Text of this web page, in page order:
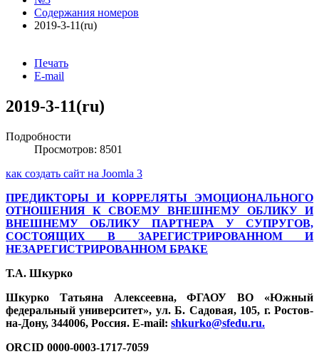
Содержания номеров
2019-3-11(ru)
Печать
E-mail
2019-3-11(ru)
Подробности
Просмотров: 8501
как создать сайт на Joomla 3
ПРЕДИКТОРЫ И КОРРЕЛЯТЫ ЭМОЦИОНАЛЬНОГО
ОТНОШЕНИЯ К СВОЕМУ ВНЕШНЕМУ ОБЛИКУ И
ВНЕШНЕМУ ОБЛИКУ ПАРТНЕРА У СУПРУГОВ,
СОСТОЯЩИХ В ЗАРЕГИСТРИРОВАННОМ И
НЕЗАРЕГИСТРИРОВАННОМ БРАКЕ
Т.А. Шкурко
Шкурко Татьяна Алексеевна, ФГАОУ ВО «Южный
федеральный университет», ул. Б. Садовая, 105, г. Ростов-
на-Дону, 344006, Россия. E-mail: shkurko@sfedu.ru.
ORCID 0000-0003-1717-7059